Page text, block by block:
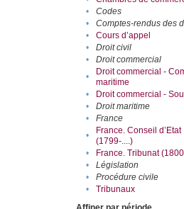
•
Codes
•
Comptes-rendus des
•
Cours d’appel
•
Droit civil
•
Droit commercial
•
Droit commercial -
maritime
• Droit commercial -
•
Droit maritime
•
France
•
France. Conseil d’Etat
(1799-....)
• France. Tribunat
•
Législation
•
Procédure civile
•
Tribunaux